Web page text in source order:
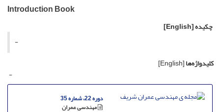
Introduction Book
چکیده[English]
-
کلیدواژه‌ها[English]
-
دوره 22، شماره 35
مهندسی عمران